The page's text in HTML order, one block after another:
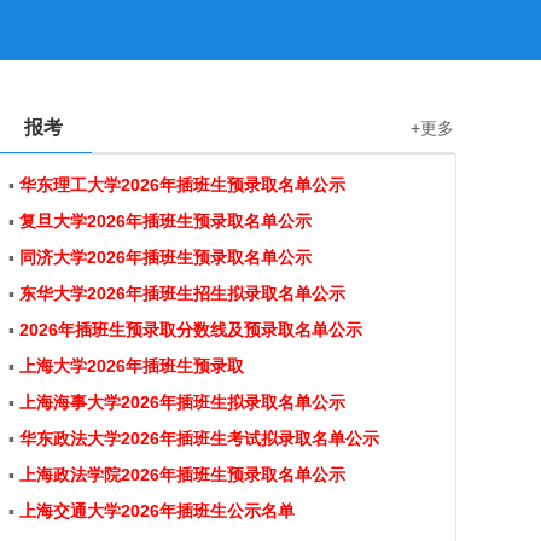
报考 +更多
▪ 华东理工大学2026年插班生预录取名单公示
▪ 复旦大学2026年插班生预录取名单公示
▪ 同济大学2026年插班生预录取名单公示
▪ 东华大学2026年插班生招生拟录取名单公示
▪ 2026年插班生预录取分数线及预录取名单公示
▪
上海大学2026年插班生预录取
▪
上海海事大学2026年插班生拟录取名单公示
▪ 华东政法大学2026年插班生考试拟录取名单公示
▪
上海政法学院2026年插班生预录取名单公示
▪
上海交通大学2026年插班生公示名单